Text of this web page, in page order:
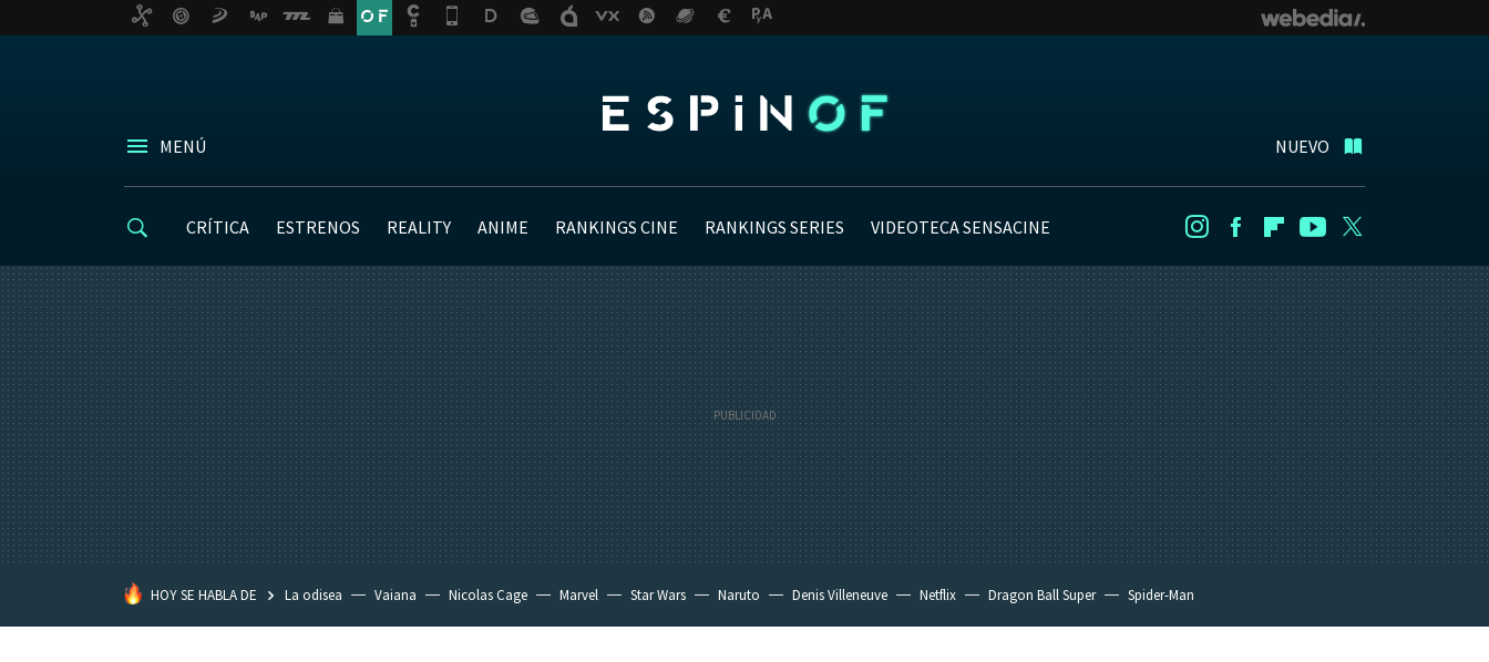
MENÚ NUEVO
CRÍTICA ESTRENOS REALITY ANIME RANKINGS CINE RANKINGS SERIES VIDEOTECA SENSACINE InstagramFacebookFlipboard
Youtube
HOY SE HABLA DE La odisea Vaiana Nicolas Cage Marvel Star Wars Naruto Denis Villeneuve Netflix Dragon Ball Super Spider-Man